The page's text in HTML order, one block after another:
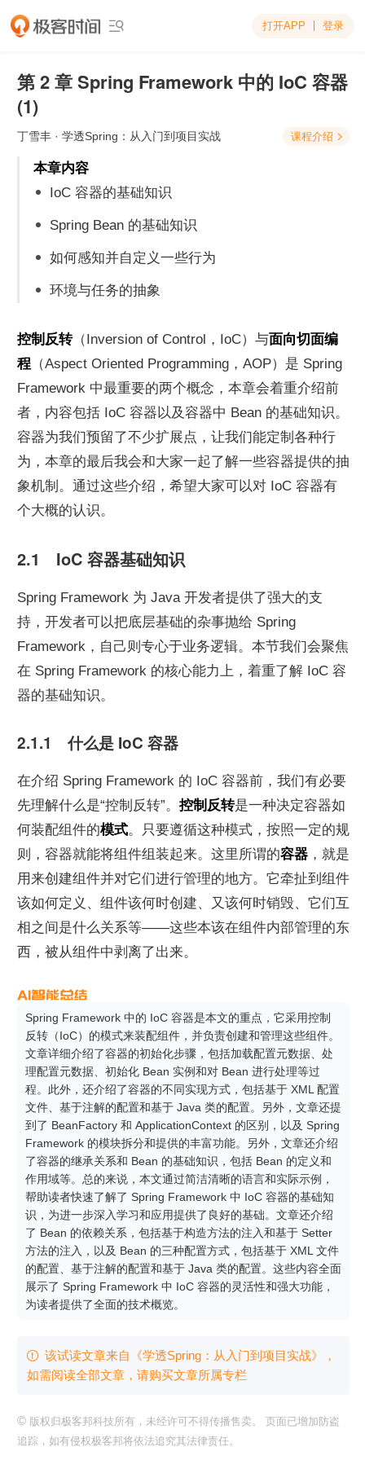
 打开APP 登录
第 2 章 Spring Framework 中的 IoC 容器
(1)
丁雪丰 · 学透Spring：从入门到项目实战 课程介绍 
本章内容
IoC 容器的基础知识
Spring Bean 的基础知识
如何感知并自定义一些行为
环境与任务的抽象
控制反转（Inversion of Control，IoC）与面向切面编
程 （Aspect Oriented Programming，AOP）是 Spring
Framework 中最重要的两个概念，本章会着重介绍前
者，内容包括 IoC 容器以及容器中 Bean 的基础知识。
容器为我们预留了不少扩展点，让我们能定制各种行
为，本章的最后我会和大家一起了解一些容器提供的抽
象机制。通过这些介绍，希望大家可以对 IoC 容器有
个大概的认识。
2.1　IoC 容器基础知识
Spring Framework 为 Java 开发者提供了强大的支
持，开发者可以把底层基础的杂事抛给 Spring
Framework，自己则专心于业务逻辑。本节我们会聚焦
在 Spring Framework 的核心能力上，着重了解 IoC 容
器的基础知识。
2.1.1　什么是 IoC 容器
在介绍 Spring Framework 的 IoC 容器前，我们有必要
先理解什么是“控制反转”。 控制反转是一种决定容器如
何装配组件的模式。只要遵循这种模式，按照一定的规
则，容器就能将组件组装起来。这里所谓的容器 ，就是
用来创建组件并对它们进行管理的地方。它牵扯到组件
该如何定义、组件该何时创建、又该何时销毁、它们互
相之间是什么关系等——这些本该在组件内部管理的东
西，被从组件中剥离了出来。
Spring Framework 中的 IoC 容器是本文的重点，它采用控制
反转（IoC）的模式来装配组件，并负责创建和管理这些组件。
文章详细介绍了容器的初始化步骤，包括加载配置元数据、处
理配置元数据、初始化 Bean 实例和对 Bean 进行处理等过
程。此外，还介绍了容器的不同实现方式，包括基于 XML 配置
文件、基于注解的配置和基于 Java 类的配置。另外，文章还提
到了 BeanFactory 和 ApplicationContext 的区别，以及 Spring
Framework 的模块拆分和提供的丰富功能。另外，文章还介绍
了容器的继承关系和 Bean 的基础知识，包括 Bean 的定义和
作用域等。总的来说，本文通过简洁清晰的语言和实际示例，
帮助读者快速了解了 Spring Framework 中 IoC 容器的基础知
识，为进一步深入学习和应用提供了良好的基础。文章还介绍
了 Bean 的依赖关系，包括基于构造方法的注入和基于 Setter
方法的注入，以及 Bean 的三种配置方式，包括基于 XML 文件
的配置、基于注解的配置和基于 Java 类的配置。这些内容全面
展示了 Spring Framework 中 IoC 容器的灵活性和强大功能，
为读者提供了全面的技术概览。
 该试读文章来自《学透Spring：从入门到项目实战》，
如需阅读全部文章，请购买文章所属专栏
© 版权归极客邦科技所有，未经许可不得传播售卖。 页面已增加防盗
追踪，如有侵权极客邦将依法追究其法律责任。